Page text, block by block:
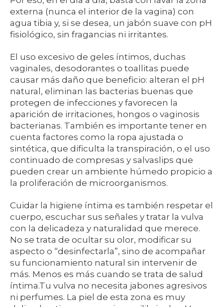
externa (nunca el interior de la vagina) con
agua tibia y, si se desea, un jabón suave con pH
fisiológico, sin fragancias ni irritantes.
El uso excesivo de geles íntimos, duchas
vaginales, desodorantes o toallitas puede
causar más daño que beneficio: alteran el pH
natural, eliminan las bacterias buenas que
protegen de infecciones y favorecen la
aparición de irritaciones, hongos o vaginosis
bacterianas. También es importante tener en
cuenta factores como la ropa ajustada o
sintética, que dificulta la transpiración, o el uso
continuado de compresas y salvaslips que
pueden crear un ambiente húmedo propicio a
la proliferación de microorganismos.
Cuidar la higiene íntima es también respetar el
cuerpo, escuchar sus señales y tratar la vulva
con la delicadeza y naturalidad que merece.
No se trata de ocultar su olor, modificar su
aspecto o “desinfectarla”, sino de acompañar
su funcionamiento natural sin intervenir de
más. Menos es más cuando se trata de salud
íntima.Tu vulva no necesita jabones agresivos
ni perfumes. La piel de esta zona es muy